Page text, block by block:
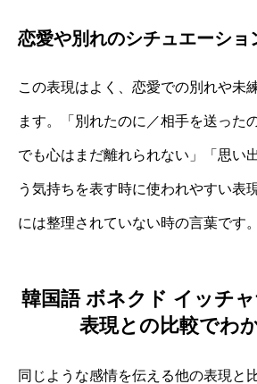
恋愛や別れのシチュエーショ
この表現はよく、恋愛での別れや未
ます。「別れたのに／相手を送った
でも心はまだ離れられない」「思い
う気持ちを表す時に使われやすい表
には整理されていない時の言葉です。
韓国語 ボネクド イッチ
表現との比較でわ
同じような感情を伝える他の表現と